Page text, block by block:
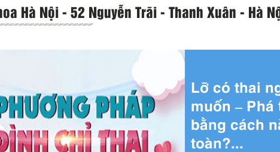
Hà Nội - 52 Nguyễn Trãi - Thanh Xuân - Hà
Lỡ có thai
muốn – Phá
bằng cách
toàn?...